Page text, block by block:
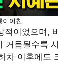
이여친
이었으며,
거듭될수록
차 이후에도